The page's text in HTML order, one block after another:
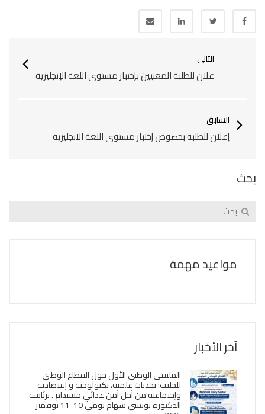
التالي
علان للطلبة المعنيين بإختبار مستوى اللغة الإنجليزية
السابق
إعلان للطلبة بخصوص إختبار مستوى اللغة الانجليزية‎‎
بحث
مواعيد مهمة
آخر الأخبار
الملتقى الوطني الأول حول القطاع الوطني
للحليب: تحديات علمية، تكنولوجية و إقتصادية
وإجتماعية من أجل أمن غذائي مستدام . برئاسة
الدكتورة نويشي سهام يومي 10-11 نوفمبر